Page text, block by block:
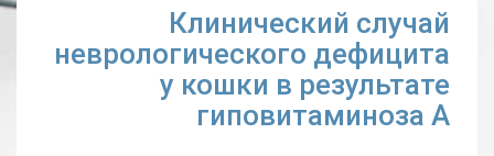
Клинический случай
неврологического дефицита
у кошки в результате
гиповитаминоза А